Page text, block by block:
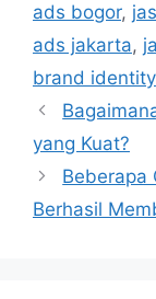
ads bogor,
ads jakarta,
brand identity
yang Kuat?
Beberapa
Berhasil